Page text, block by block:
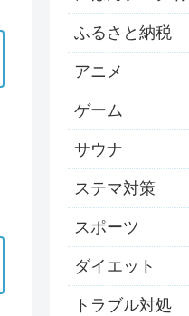
ふるさと納税
アニメ
ゲーム
サウナ
ステマ対策
スポーツ
ダイエット
トラブル対処